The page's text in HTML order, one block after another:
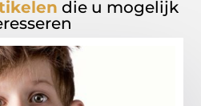
die u mogelijk